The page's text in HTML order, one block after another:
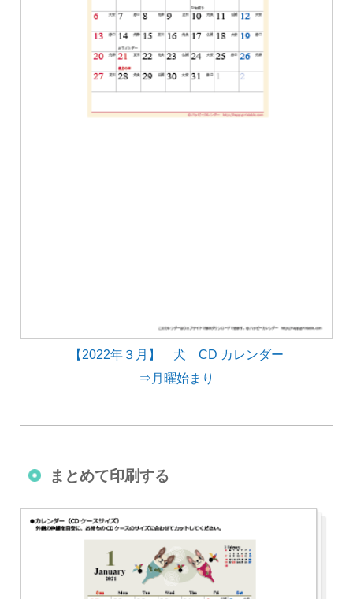
【2022年３月】 犬 CD カレンダー
⇒月曜始まり
まとめて印刷する